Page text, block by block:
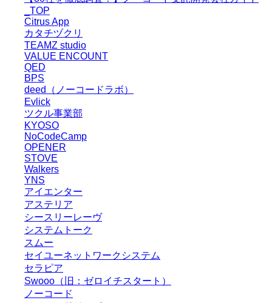
_TOP
Citrus App
カタチヅクリ
TEAMZ studio
VALUE ENCOUNT
QED
BPS
deed（ノーコードラボ）
Evlick
ツクル事業部
KYOSO
NoCodeCamp
OPENER
STOVE
Walkers
YNS
アイエンター
アステリア
シースリーレーヴ
システムトーク
スムー
セイユーネットワークシステム
セラピア
Swooo（旧：ゼロイチスタート）
ノーコード